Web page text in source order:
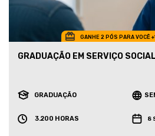
GANHE 2 PÓS PARA VOCÊ
GRADUAÇÃO EM SERVIÇO SOCIAL
GRADUAÇÃO
3.200 HORAS 8